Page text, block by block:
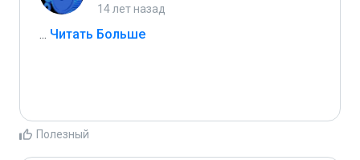
14 лет назад
... Читать Больше
Полезный